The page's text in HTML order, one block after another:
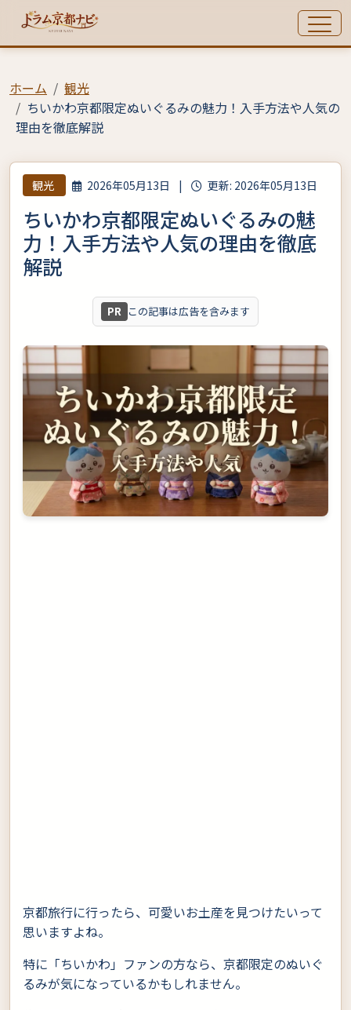
ホーム
観光
ちいかわ京都限定ぬいぐるみの魅力！入手方法や人気の
理由を徹底解説
観光 2026年05月13日 | 更新: 2026年05月13日
ちいかわ京都限定ぬいぐるみの魅
力！入手方法や人気の理由を徹底
解説
PR この記事は広告を含みます
京都旅行に行ったら、可愛いお土産を見つけたいって
思いますよね。
特に「ちいかわ」ファンの方なら、京都限定のぬいぐ
るみが気になっているかもしれません。